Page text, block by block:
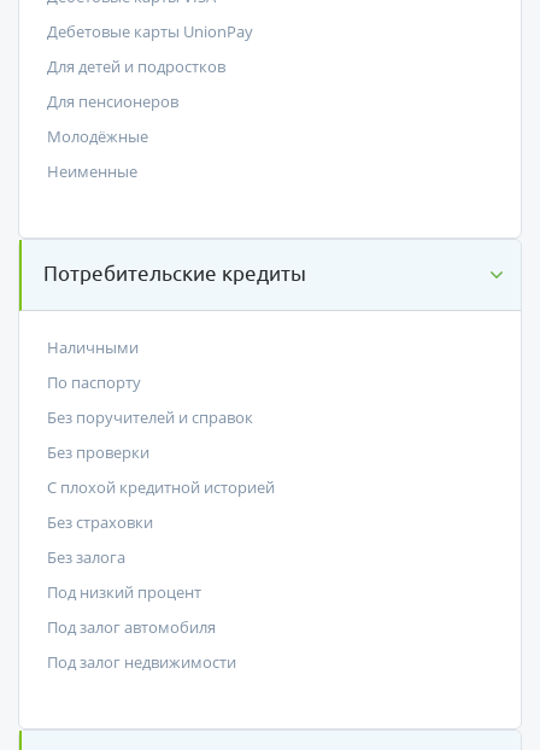
Дебетовые карты UnionPay
Для детей и подростков
Для пенсионеров
Молодёжные
Неименные
Потребительские кредиты
Наличными
По паспорту
Без поручителей и справок
Без проверки
С плохой кредитной историей
Без страховки
Без залога
Под низкий процент
Под залог автомобиля
Под залог недвижимости